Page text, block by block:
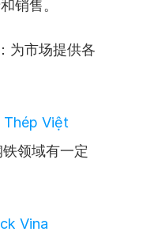
销售。
：为市场提供各
Thép Việt
铁领域有一定
Vina